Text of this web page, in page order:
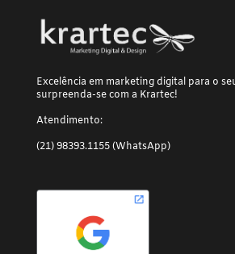
Excelência em marketing digital para o
surpreenda-se com a Krartec!
Atendimento:
(21) 98393.1155 (WhatsApp)